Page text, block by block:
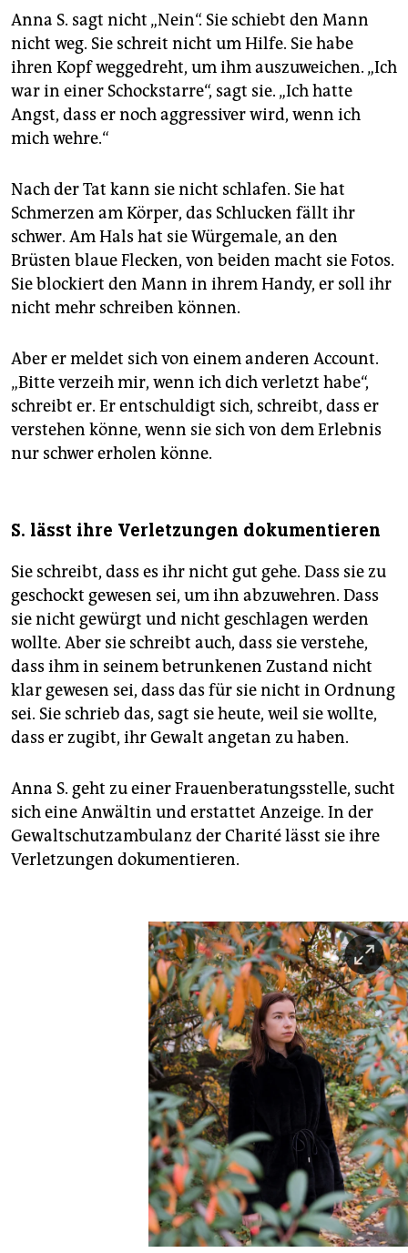
Anna S. sagt nicht „Nein“. Sie schiebt den Mann
nicht weg. Sie schreit nicht um Hilfe. Sie habe
ihren Kopf weggedreht, um ihm auszuweichen. „Ich
war in einer Schockstarre“, sagt sie. „Ich hatte
Angst, dass er noch aggressiver wird, wenn ich
mich wehre.“
Nach der Tat kann sie nicht schlafen. Sie hat
Schmerzen am Körper, das Schlucken fällt ihr
schwer. Am Hals hat sie Würgemale, an den
Brüsten blaue Flecken, von beiden macht sie Fotos.
Sie blockiert den Mann in ihrem Handy, er soll ihr
nicht mehr schreiben können.
Aber er meldet sich von einem anderen Account.
„Bitte verzeih mir, wenn ich dich verletzt habe“,
schreibt er. Er entschuldigt sich, schreibt, dass er
verstehen könne, wenn sie sich von dem Erlebnis
nur schwer erholen könne.
S. lässt ihre Verletzungen dokumentieren
Sie schreibt, dass es ihr nicht gut gehe. Dass sie zu
geschockt gewesen sei, um ihn abzuwehren. Dass
sie nicht gewürgt und nicht geschlagen werden
wollte. Aber sie schreibt auch, dass sie verstehe,
dass ihm in seinem betrunkenen Zustand nicht
klar gewesen sei, dass das für sie nicht in Ordnung
sei. Sie schrieb das, sagt sie heute, weil sie wollte,
dass er zugibt, ihr Gewalt angetan zu haben.
Anna S. geht zu einer Frauenberatungsstelle, sucht
sich eine Anwältin und erstattet Anzeige. In der
Gewaltschutzambulanz der Charité lässt sie ihre
Verletzungen dokumentieren.